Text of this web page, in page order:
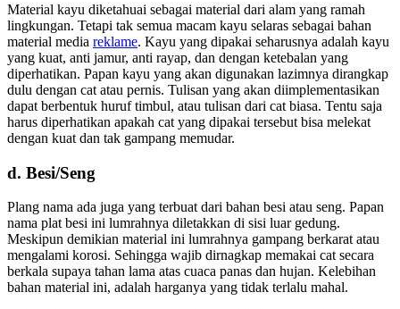
Material kayu diketahuai sebagai material dari alam yang ramah
lingkungan. Tetapi tak semua macam kayu selaras sebagai bahan
material media reklame. Kayu yang dipakai seharusnya adalah kayu
yang kuat, anti jamur, anti rayap, dan dengan ketebalan yang
diperhatikan. Papan kayu yang akan digunakan lazimnya dirangkap
dulu dengan cat atau pernis. Tulisan yang akan diimplementasikan
dapat berbentuk huruf timbul, atau tulisan dari cat biasa. Tentu saja
harus diperhatikan apakah cat yang dipakai tersebut bisa melekat
dengan kuat dan tak gampang memudar.
d. Besi/Seng
Plang nama ada juga yang terbuat dari bahan besi atau seng. Papan
nama plat besi ini lumrahnya diletakkan di sisi luar gedung.
Meskipun demikian material ini lumrahnya gampang berkarat atau
mengalami korosi. Sehingga wajib dirnagkap memakai cat secara
berkala supaya tahan lama atas cuaca panas dan hujan. Kelebihan
bahan material ini, adalah harganya yang tidak terlalu mahal.